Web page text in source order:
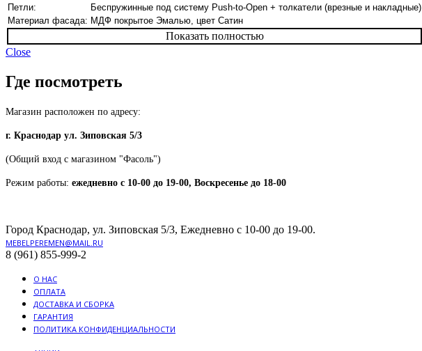
Петли:
Беспружинные под систему Push-to-Open + толкатели (врезные и накладные)
Материал фасада: МДФ покрытое Эмалью, цвет Сатин
Показать полностью
Close
Где посмотреть
Магазин расположен по адресу:
г. Краснодар ул. Зиповская 5/3
(Общий вход с магазином "Фасоль")
Режим работы: ежедневно с 10-00 до 19-00, Воскресенье до 18-00
Город Краснодар, ул. Зиповская 5/3, Ежедневно с 10-00 до 19-00.
MEBELPEREMEN@MAIL.RU
8 (961) 855-999-2
О НАС
ОПЛАТА
ДОСТАВКА И СБОРКА
ГАРАНТИЯ
ПОЛИТИКА КОНФИДЕНЦИАЛЬНОСТИ